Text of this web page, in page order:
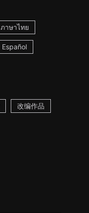
ภาษาไทย
Español
改编作品